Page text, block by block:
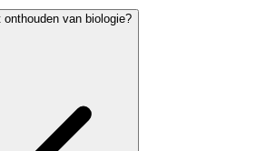
van biologie?